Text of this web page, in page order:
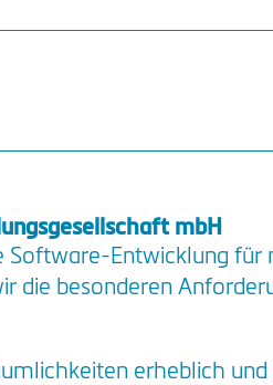
mbH
Entwicklung für
die besonderen
erheblich